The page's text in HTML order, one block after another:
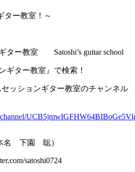
ター教室！～
ター教室 Satoshi’s guitar school
ギター教室』で検索！
セッションギター教室のチャンネル
名 下園 聡）
satoshi0724